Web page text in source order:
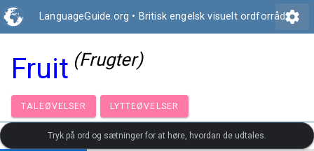
LanguageGuide.org • Britisk engelsk visuelt ordforrådsettings
Fruit (Frugter)
TALEØVELSER LYTTEØVELSER
Tryk på ord og sætninger for at høre, hvordan de udtales.